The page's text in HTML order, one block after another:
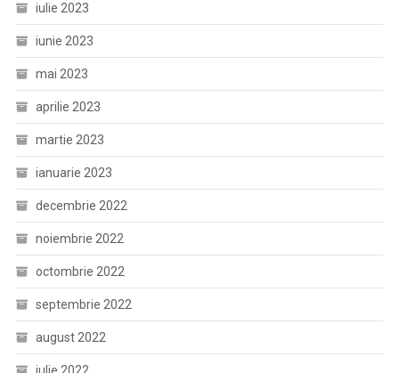
iulie 2023
iunie 2023
mai 2023
aprilie 2023
martie 2023
ianuarie 2023
decembrie 2022
noiembrie 2022
octombrie 2022
septembrie 2022
august 2022